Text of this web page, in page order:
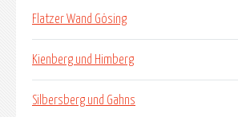
Flatzer Wand Gösing
Kienberg und Himberg
Silbersberg und Gahns